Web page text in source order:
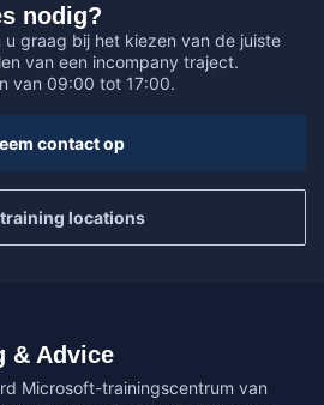
nodig?
u graag bij het kiezen van de juiste
van een incompany traject.
van 09:00 tot 17:00.
contact op
locations
& Advice
Microsoft-trainingscentrum van